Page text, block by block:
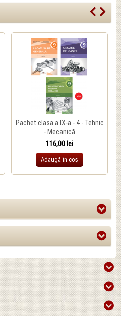
Pachet clasa a IX-a - 4 - Tehnic
- Mecanică
116,00 lei
Adaugă în coş